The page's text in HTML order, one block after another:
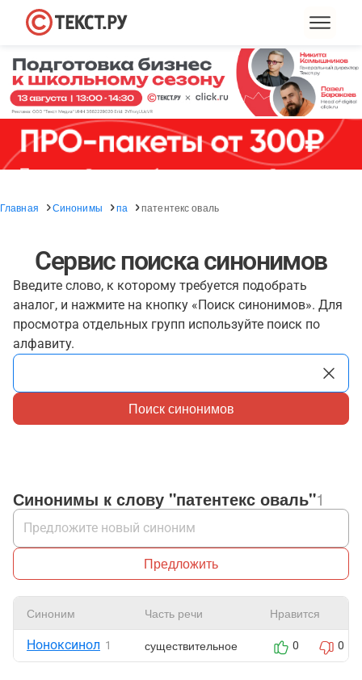
Главная Синонимы па патентекс оваль
Сервис поиска синонимов
Введите слово, к которому требуется подобрать
аналог, и нажмите на кнопку «Поиск синонимов». Для
просмотра отдельных групп используйте поиск по
алфавиту.
Поиск синонимов
Синонимы к слову "патентекс оваль"1
Предложить
Синоним Часть речи Нравится
Ноноксинол 1 существительное 0 0